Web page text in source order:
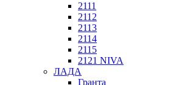
2111
2112
2113
2114
2115
2121 NIVA
ЛАДА
Гранта